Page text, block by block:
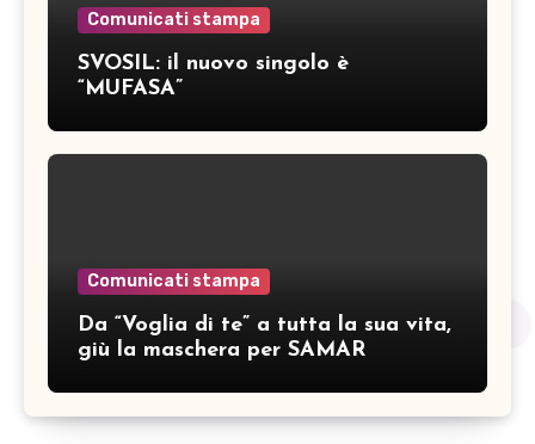
Comunicati stampa
SVOSIL: il nuovo singolo è
“MUFASA”
Comunicati stampa
Da “Voglia di te” a tutta la sua vita,
giù la maschera per SAMAR